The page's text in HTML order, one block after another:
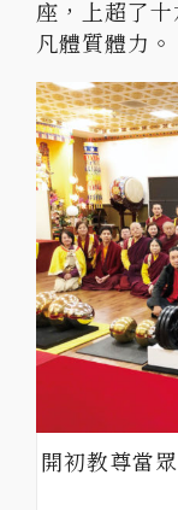
座，上超了
凡體質體力。
開初教尊當